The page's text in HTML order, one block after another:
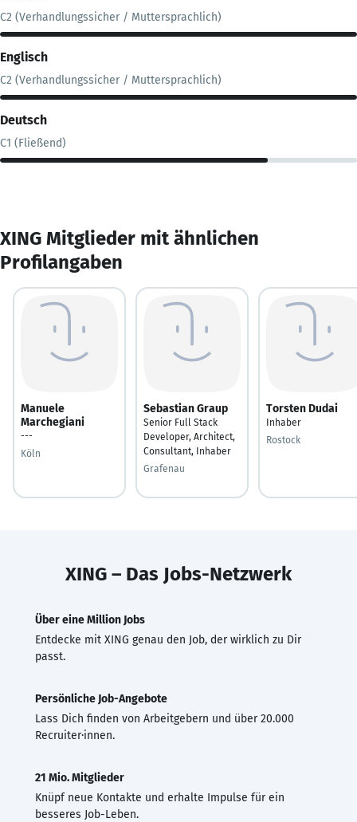
C2 (Verhandlungssicher / Muttersprachlich)
Englisch
C2 (Verhandlungssicher / Muttersprachlich)
Deutsch
C1 (Fließend)
XING Mitglieder mit ähnlichen
Profilangaben
Manuele
Marchegiani
---
Köln
Sebastian Graup
Senior Full Stack
Developer, Architect,
Consultant, Inhaber
Grafenau
Torsten Dudai
Inhaber
Rostock
XING – Das Jobs-Netzwerk
Über eine Million Jobs
Entdecke mit XING genau den Job, der wirklich zu Dir
passt.
Persönliche Job-Angebote
Lass Dich finden von Arbeitgebern und über 20.000
Recruiter·innen.
21 Mio. Mitglieder
Knüpf neue Kontakte und erhalte Impulse für ein
besseres Job-Leben.